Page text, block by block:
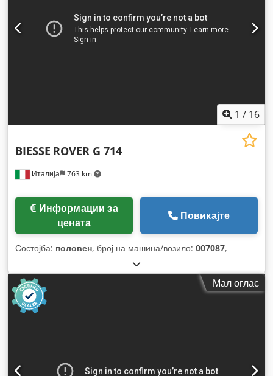
1 / 16
Италија 763 km
BIESSE ROVER G 714
цената
Повикајте
Состојба: половен, број на машина/возило: 007087,
Мал оглас